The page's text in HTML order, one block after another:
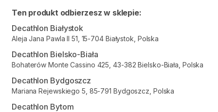
Ten produkt odbierzesz w sklepie:
Decathlon Białystok
Aleja Jana Pawla II 51, 15-704 Białystok, Polska
Decathlon Bielsko-Biała
Bohaterów Monte Cassino 425, 43-382 Bielsko-Biała, Polska
Decathlon Bydgoszcz
Mariana Rejewskiego 5, 85-791 Bydgoszcz, Polska
Decathlon Bytom